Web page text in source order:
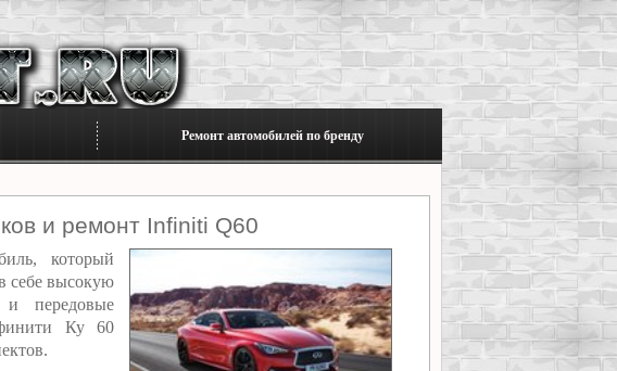
Ремонт автомобилей по бренду
и ремонт Infiniti Q60
который
себе высокую
и передовые
Ку 60